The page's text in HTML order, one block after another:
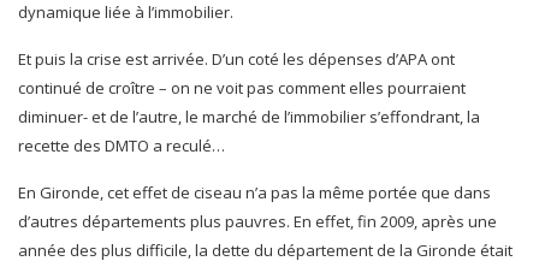
dynamique liée à l’immobilier.
Et puis la crise est arrivée. D’un coté les dépenses d’APA ont
continué de croître – on ne voit pas comment elles pourraient
diminuer- et de l’autre, le marché de l’immobilier s’effondrant, la
recette des DMTO a reculé…
En Gironde, cet effet de ciseau n’a pas la même portée que dans
d’autres départements plus pauvres. En effet, fin 2009, après une
année des plus difficile, la dette du département de la Gironde était